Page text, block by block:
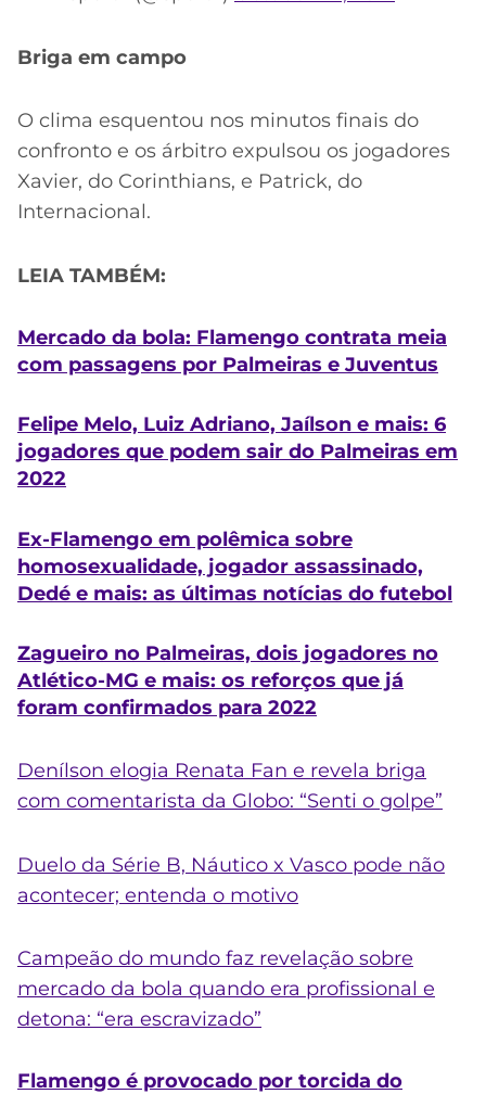
Briga em campo
O clima esquentou nos minutos finais do
confronto e os árbitro expulsou os jogadores
Xavier, do Corinthians, e Patrick, do
Internacional.
LEIA TAMBÉM:
Mercado da bola: Flamengo contrata meia
com passagens por Palmeiras e Juventus
Felipe Melo, Luiz Adriano, Jaílson e mais: 6
jogadores que podem sair do Palmeiras em
2022
Ex-Flamengo em polêmica sobre
homosexualidade, jogador assassinado,
Dedé e mais: as últimas notícias do futebol
Zagueiro no Palmeiras, dois jogadores no
Atlético-MG e mais: os reforços que já
foram confirmados para 2022
Denílson elogia Renata Fan e revela briga
com comentarista da Globo: “Senti o golpe”
Duelo da Série B, Náutico x Vasco pode não
acontecer; entenda o motivo
Campeão do mundo faz revelação sobre
mercado da bola quando era profissional e
detona: “era escravizado”
Flamengo é provocado por torcida do